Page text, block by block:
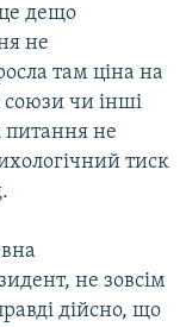
дещо
не
там ціна на
союзи чи інші
питання не
тиск
не зовсім
дійсно, що